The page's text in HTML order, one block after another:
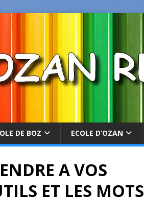
DE BOZ ECOLE D’OZAN
A VOS
ET LES MOTS